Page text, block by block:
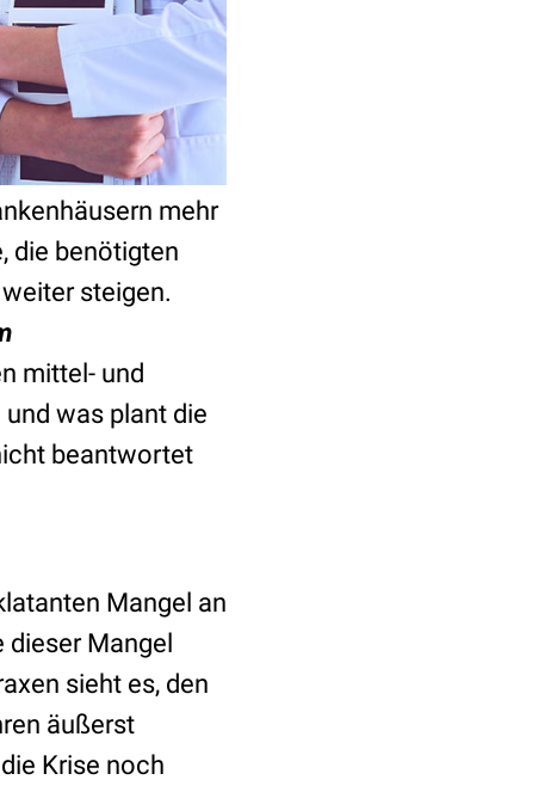
mehr
die benötigten
steigen.
mittel- und
was plant die
beantwortet
Mangel an
dieser Mangel
sieht es, den
äußerst
Krise noch